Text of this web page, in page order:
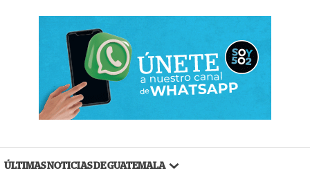
ÚLTIMAS NOTICIAS DE GUATEMALA